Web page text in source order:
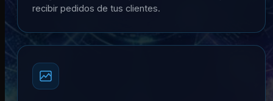
recibir pedidos de tus clientes.